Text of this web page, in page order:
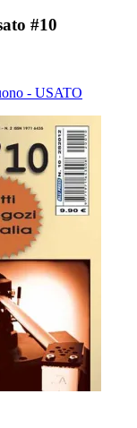
#10
- USATO